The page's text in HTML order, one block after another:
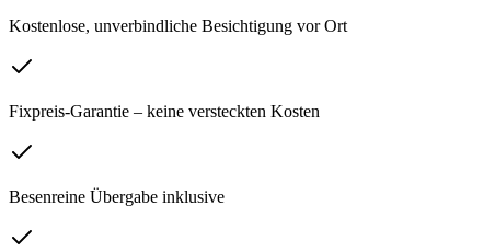
Kostenlose, unverbindliche Besichtigung vor Ort
Fixpreis-Garantie – keine versteckten Kosten
Besenreine Übergabe inklusive